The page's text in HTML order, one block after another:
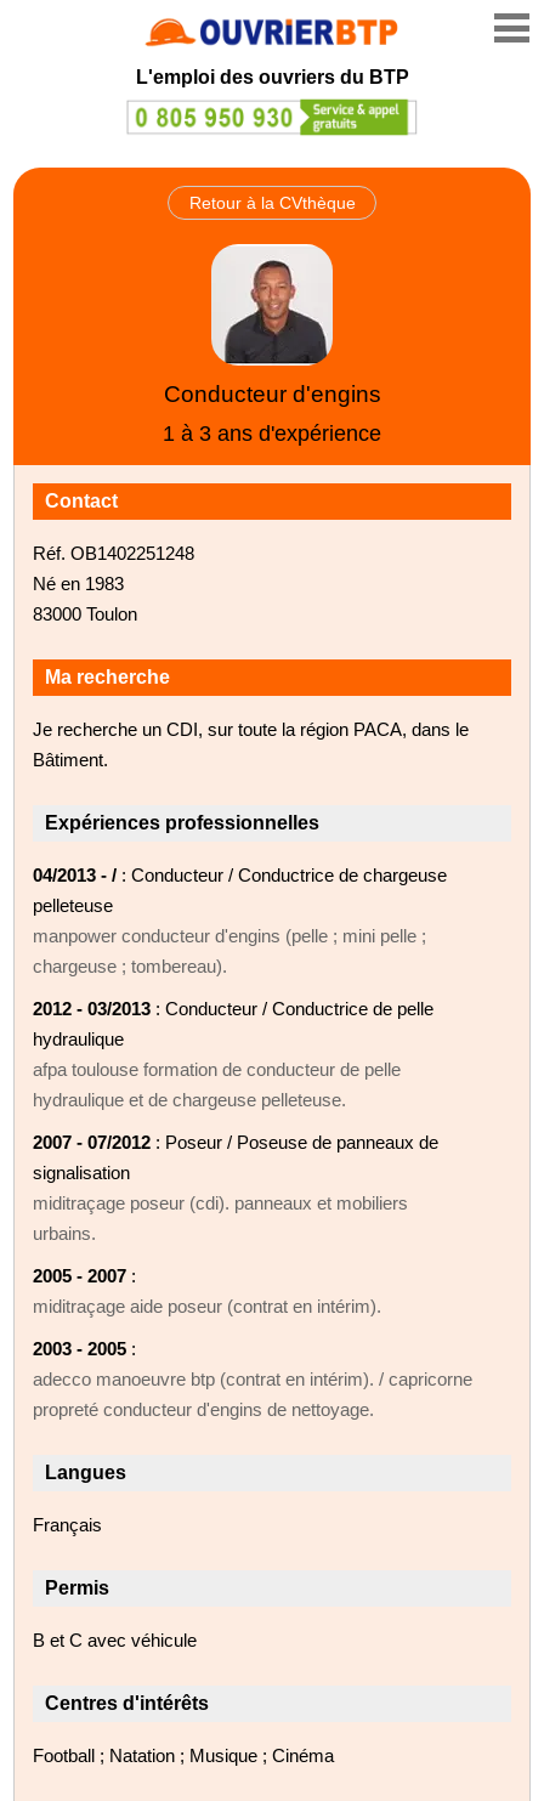
L'emploi des ouvriers du BTP
Retour à la CVthèque
Conducteur d'engins
1 à 3 ans d'expérience
Contact
Réf. OB1402251248
Né en 1983
83000 Toulon
Ma recherche
Je recherche un CDI, sur toute la région PACA, dans le
Bâtiment.
Expériences professionnelles
04/2013 - / : Conducteur / Conductrice de chargeuse
pelleteuse
manpower conducteur d'engins (pelle ; mini pelle ;
chargeuse ; tombereau).
2012 - 03/2013 : Conducteur / Conductrice de pelle
hydraulique
afpa toulouse formation de conducteur de pelle
hydraulique et de chargeuse pelleteuse.
2007 - 07/2012 : Poseur / Poseuse de panneaux de
signalisation
miditraçage poseur (cdi). panneaux et mobiliers
urbains.
2005 - 2007 :
miditraçage aide poseur (contrat en intérim).
2003 - 2005 :
adecco manoeuvre btp (contrat en intérim). / capricorne
propreté conducteur d'engins de nettoyage.
Langues
Français
Permis
B et C avec véhicule
Centres d'intérêts
Football ; Natation ; Musique ; Cinéma